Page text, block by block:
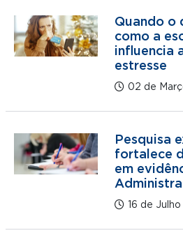
Quando o
como a
influencia
estresse
02 de
Pesquisa
fortalece
em
16 de